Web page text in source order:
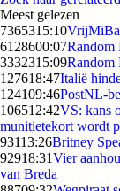
Meest gelezen
7365315:10
6128600:07Random
3332315:09Random
127618:47Italië
124109:46PostNL-
106512:42VS: kans
munitietekort wordt
93113:26Britney
92918:31Vier
van Breda